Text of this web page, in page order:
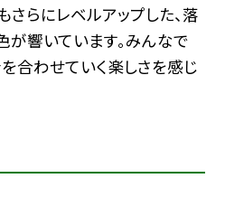
さらにレベルアップした、落
響いています。みんなで
合わせていく楽しさを感じ